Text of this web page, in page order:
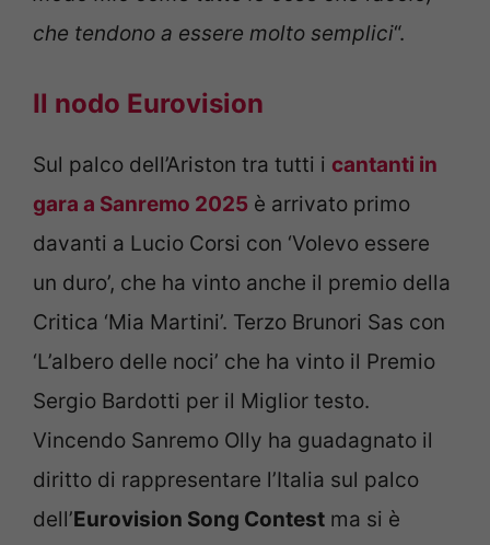
che tendono a essere molto semplici“.
Il nodo Eurovision
Sul palco dell’Ariston tra tutti i cantanti in
gara a Sanremo 2025 è arrivato primo
davanti a Lucio Corsi con ‘Volevo essere
un duro’, che ha vinto anche il premio della
Critica ‘Mia Martini’. Terzo Brunori Sas con
‘L’albero delle noci’ che ha vinto il Premio
Sergio Bardotti per il Miglior testo.
Vincendo Sanremo Olly ha guadagnato il
diritto di rappresentare l’Italia sul palco
dell’Eurovision Song Contest ma si è